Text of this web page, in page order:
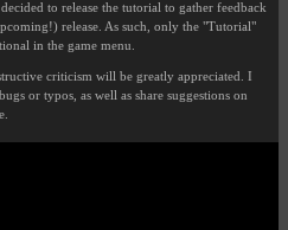
to release the tutorial to gather feedback
release. As such, only the "Tutorial"
in the game menu.
criticism will be greatly appreciated. I
or typos, as well as share suggestions on